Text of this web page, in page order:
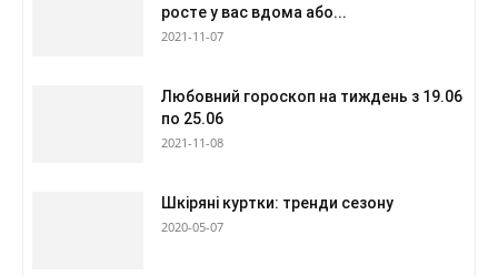
росте у вас вдома або...
2021-11-07
Любовний гороскоп на тиждень з 19.06
по 25.06
2021-11-08
Шкіряні куртки: тренди сезону
2020-05-07